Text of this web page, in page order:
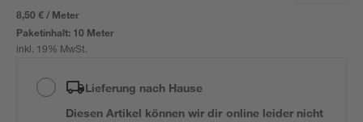
8,50 € / Meter
Paketinhalt: 10 Meter
inkl. 19% MwSt.
Lieferung nach Hause
Diesen Artikel können wir dir online leider nicht